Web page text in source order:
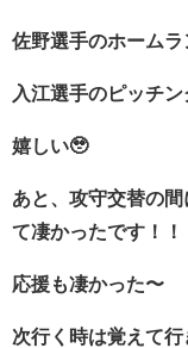
佐野選手のホームラ
入江選手のピッチ
嬉しい🥹
あと、攻守交替の
て凄かったです！！
応援も凄かった〜
次行く時は覚えて